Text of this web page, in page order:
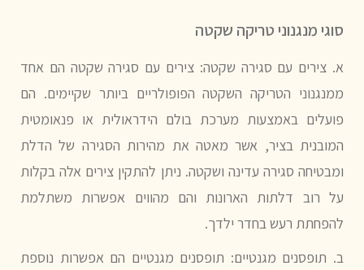
סוגי מנגנוני טריקה שקטה
א. צירים עם סגירה שקטה: צירים עם סגירה שקטה הם אחד
ממנגנוני הטריקה השקטה הפופולריים ביותר שקיימים. הם
פועלים באמצעות מערכת בולם הידראולית או פנאומטית
המובנית בציר, אשר מאטה את מהירות הסגירה של הדלת
ומבטיחה סגירה עדינה ושקטה. ניתן להתקין צירים אלה בקלות
על רוב דלתות הארונות והם מהווים אפשרות משתלמת
להפחתת רעש בחדר ילדך.
ב. תופסנים מגנטיים: תופסנים מגנטיים הם אפשרות נוספת